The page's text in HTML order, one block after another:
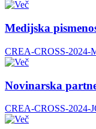
Medijska
CREA-CROSS-
Novinarska
CREA-CROSS-